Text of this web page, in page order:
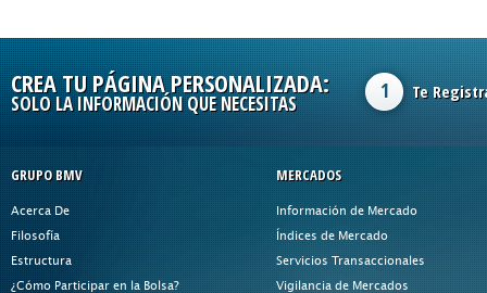
CREA TU PÁGINA PERSONALIZADA:
SOLO LA INFORMACIÓN QUE NECESITAS
1 Te
GRUPO BMV
Acerca De
Filosofía
Estructura
¿Cómo Participar en la Bolsa?
MERCADOS
Información de Mercado
Índices de Mercado
Servicios Transaccionales
Vigilancia de Mercados